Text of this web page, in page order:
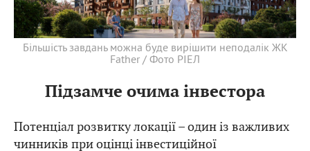
Більшість завдань можна буде вирішити неподалік ЖК
Father / Фото РІЕЛ
Підзамче очима інвестора
Потенціал розвитку локації – один із важливих
чинників при оцінці інвестиційної